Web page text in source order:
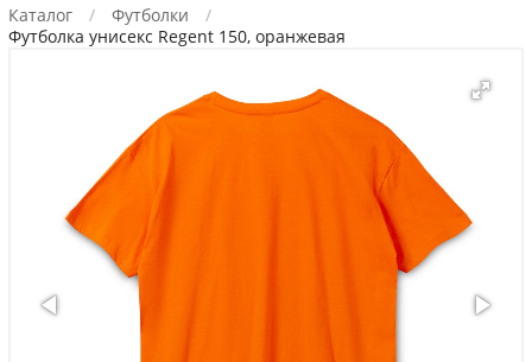
Деловые подарки
Съедобные подарки с логотипом
Каталог
Футболки
Футболка унисекс Regent 150, оранжевая